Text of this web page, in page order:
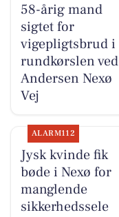
58-årig mand
sigtet for
vigepligtsbrud i
rundkørslen ved
Andersen Nexø
Vej
ALARM112
Jysk kvinde fik
bøde i Nexø for
manglende
sikkerhedssele